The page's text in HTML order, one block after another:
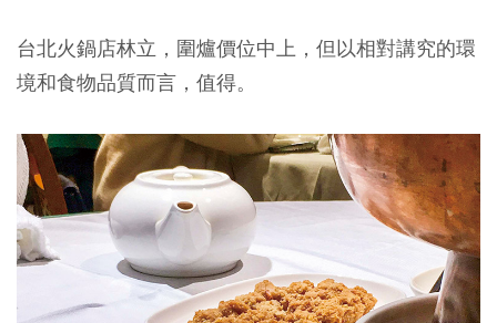
台北火鍋店林立，圍爐價位中上，但以相對講究的環
境和食物品質而言，值得。